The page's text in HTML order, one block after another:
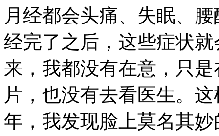
月经都会头痛、失眠、
经完了之后，这些症状
来，我都没有在意，只
片，也没有去看医生。
年，我发现脸上莫名其